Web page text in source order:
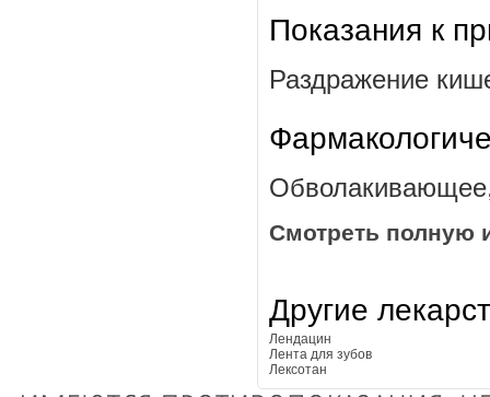
Показания к
Раздражение
Смотреть полную
Другие
Лендацин
Лента для зубов
Лексотан